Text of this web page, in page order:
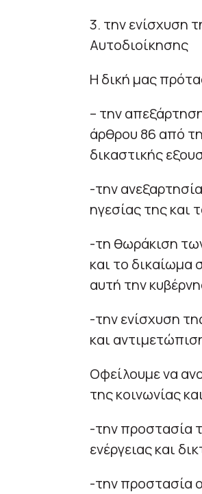
3. την ενίσχυση
Αυτοδιοίκησης
Η δική μας
– την
άρθρου 86 από
δικαστικής
-την
ηγεσίας της και
-τη θωράκιση
και το
αυτή την
-την ενίσχυση
και
Οφείλουμε να
της κοινωνίας
-την προστασία
ενέργειας και
-την προστασία